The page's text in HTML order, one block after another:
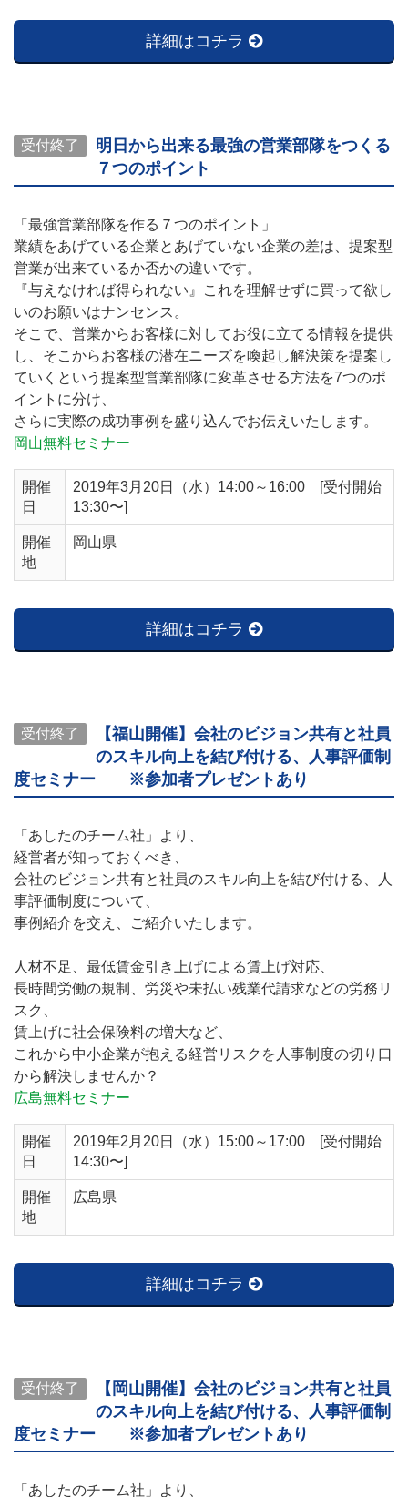
詳細はコチラ
受付終了
明日から出来る最強の営業部隊をつくる
７つのポイント
「最強営業部隊を作る７つのポイント」
業績をあげている企業とあげていない企業の差は、提案型
営業が出来ているか否かの違いです。
『与えなければ得られない』これを理解せずに買って欲し
いのお願いはナンセンス。
そこで、営業からお客様に対してお役に立てる情報を提供
し、そこからお客様の潜在ニーズを喚起し解決策を提案し
ていくという提案型営業部隊に変革させる方法を7つのポ
イントに分け、
さらに実際の成功事例を盛り込んでお伝えいたします。
岡山無料セミナー
開催
日
2019年3月20日（水）14:00～16:00 [受付開始
13:30〜]
開催
地
岡山県
詳細はコチラ
受付終了
【福山開催】会社のビジョン共有と社員
のスキル向上を結び付ける、人事評価制
度セミナー ※参加者プレゼントあり
「あしたのチーム社」より、
経営者が知っておくべき、
会社のビジョン共有と社員のスキル向上を結び付ける、人
事評価制度について、
事例紹介を交え、ご紹介いたします。
人材不足、最低賃金引き上げによる賃上げ対応、
長時間労働の規制、労災や未払い残業代請求などの労務リ
スク、
賃上げに社会保険料の増大など、
これから中小企業が抱える経営リスクを人事制度の切り口
から解決しませんか？
広島無料セミナー
開催
日
2019年2月20日（水）15:00～17:00 [受付開始
14:30〜]
開催
地
広島県
詳細はコチラ
受付終了
【岡山開催】会社のビジョン共有と社員
のスキル向上を結び付ける、人事評価制
度セミナー ※参加者プレゼントあり
「あしたのチーム社」より、